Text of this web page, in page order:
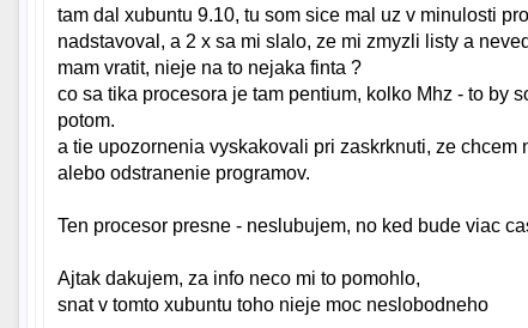
tam dal xubuntu 9.10, tu som sice mal uz v minulosti
nadstavoval, a 2 x sa mi slalo, ze mi zmyzli listy a
mam vratit, nieje na to nejaka finta ?
co sa tika procesora je tam pentium, kolko Mhz - to by
potom.
a tie upozornenia vyskakovali pri zaskrknuti, ze
alebo odstranenie programov.
Ten procesor presne - neslubujem, no ked bude viac
Ajtak dakujem, za info neco mi to pomohlo,
snat v tomto xubuntu toho nieje moc neslobodneho